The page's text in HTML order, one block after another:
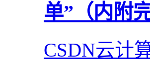
单”（内附
CSDN云计